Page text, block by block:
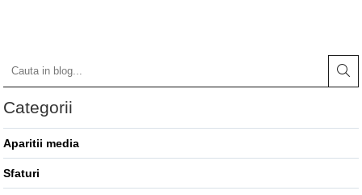
Picioare de masa reglabile
Scaune inalte de bar
Scaune de bar lemn
Scaune de bar metal
Demifotolii si fotolii de
terasa / exterior
Fotolii lounge
Fotolii restaurant
Categorii
Aparitii media
Sfaturi